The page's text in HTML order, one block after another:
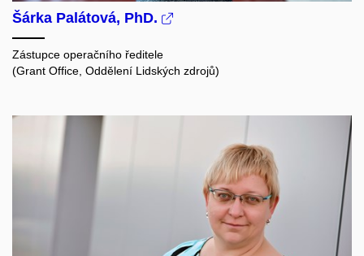
Šárka Palátová, PhD.
Zástupce operačního ředitele
(Grant Office, Oddělení Lidských zdrojů)